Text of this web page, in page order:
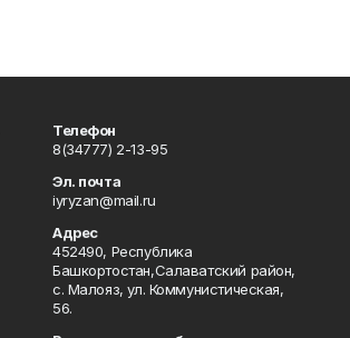
Телефон
8(34777) 2-13-95
Эл. почта
iyryzan@mail.ru
Адрес
452490, Республика
Башкортостан,Салаватский район,
с. Малояз, ул. Коммунистическая,
56.